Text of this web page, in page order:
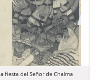
fiesta del Señor de Chalma